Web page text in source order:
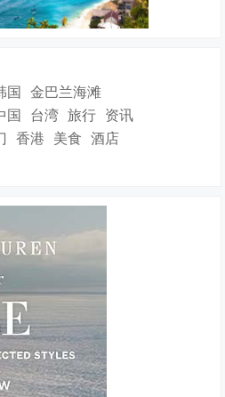
国 金巴兰海滩
国 台湾 旅行 资讯
香港 美食 酒店